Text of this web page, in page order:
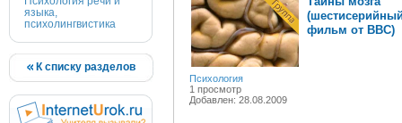
языка,
психолингвистика
К списку разделов
Психология
1 просмотр
Добавлен: 28.08.2009
фильм от BBC)